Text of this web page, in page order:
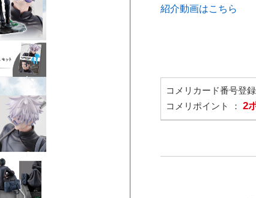
紹介動画はこちら
コメリカード番号登
コメリポイント ： 2